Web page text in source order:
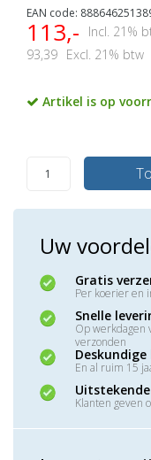
EAN code:
113,-
Incl. 21%
93,39 Excl. 21% btw
Artikel is op
Uw
Gratis
Per koerier en
Snelle
Op werkdagen
verzonden
En al ruim 15
Klanten geven